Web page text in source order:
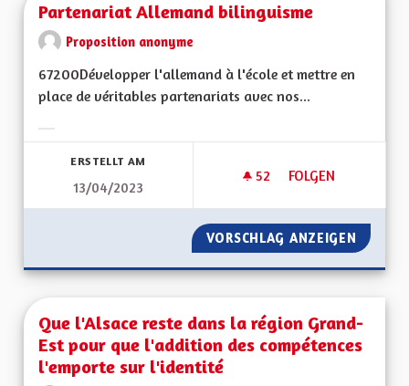
Partenariat Allemand bilinguisme
Proposition anonyme
67200Développer l'allemand à l'école et mettre en
place de véritables partenariats avec nos...
ERSTELLT AM
13/04/2023
52 52 FOLLOWER
FOLGEN
PARTENARIAT
VORSCHLAG ANZEIGEN
Que l'Alsace reste dans la région Grand-
Est pour que l'addition des compétences
l'emporte sur l'identité